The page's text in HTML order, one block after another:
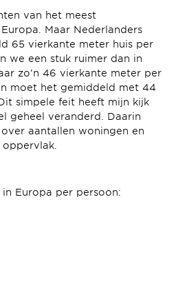
van het meest
Maar Nederlanders
65 vierkante meter huis per
we een stuk ruimer dan in
zo’n 46 vierkante meter per
moet het gemiddeld met 44
simpele feit heeft mijn kijk
geheel veranderd. Daarin
aantallen woningen en
Europa per persoon: